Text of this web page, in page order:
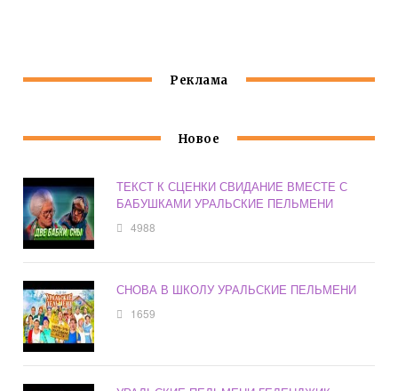
Реклама
Новое
ТЕКСТ К СЦЕНКИ СВИДАНИЕ ВМЕСТЕ С
БАБУШКАМИ УРАЛЬСКИЕ ПЕЛЬМЕНИ
4988
СНОВА В ШКОЛУ УРАЛЬСКИЕ ПЕЛЬМЕНИ
1659